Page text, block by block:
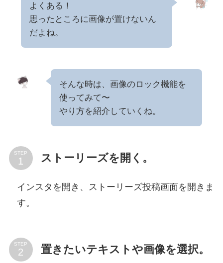
よくある！
思ったところに画像が置けないん
だよね。
そんな時は、画像のロック機能を
使ってみて〜
やり方を紹介していくね。
STEP ストーリーズを開く。
インスタを開き、ストーリーズ投稿画面を開きま
す。
STEP 置きたいテキストや画像を選択。